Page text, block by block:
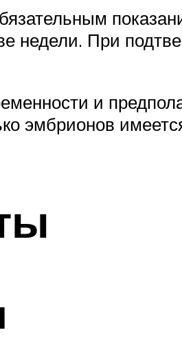
недели. При
и
эмбрионов